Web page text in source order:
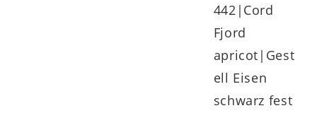
442|Cord
Fjord
apricot|Gest
ell Eisen
schwarz fest